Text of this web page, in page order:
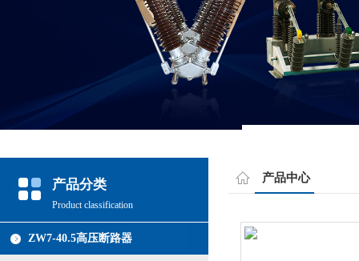
产品分类
Product classification
ZW7-40.5高压断路器
产品中心